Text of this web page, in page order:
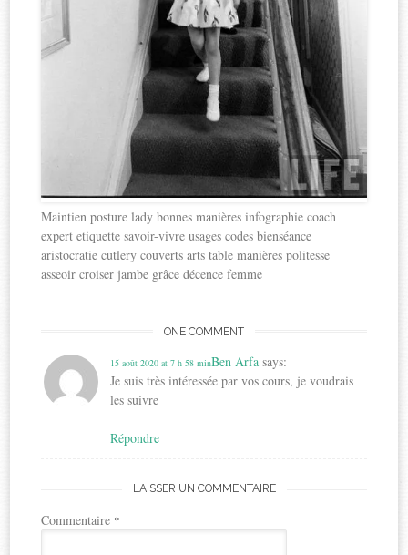
Maintien posture lady bonnes manières infographie coach
expert etiquette savoir-vivre usages codes bienséance
aristocratie cutlery couverts arts table manières politesse
asseoir croiser jambe grâce décence femme
ONE COMMENT
Ben Arfa says:
15 août 2020 at 7 h 58 min
Je suis très intéressée par vos cours, je voudrais
les suivre
Répondre
LAISSER UN COMMENTAIRE
Commentaire *